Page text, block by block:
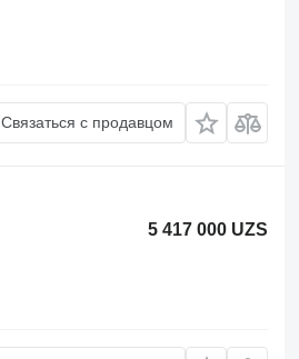
Связаться с продавцом
5 417 000 UZS